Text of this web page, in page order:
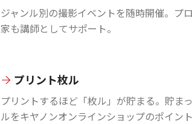
ジャンル別の撮影イベントを随時開催。プ
家も講師としてサポート。
プリント枚ル
プリントするほど「枚ル」が貯まる。貯ま
ルをキヤノンオンラインショップのポイント